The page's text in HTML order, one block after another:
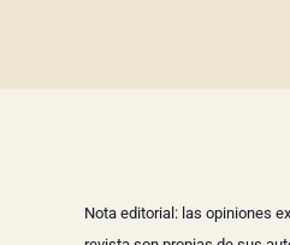
Nota editorial: las opiniones